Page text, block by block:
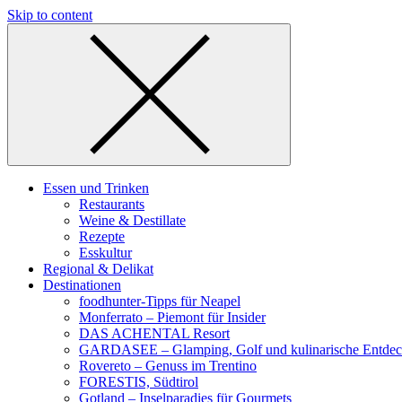
Skip to content
Essen und Trinken
Restaurants
Weine & Destillate
Rezepte
Esskultur
Regional & Delikat
Destinationen
foodhunter-Tipps für Neapel
Monferrato – Piemont für Insider
DAS ACHENTAL Resort
GARDASEE – Glamping, Golf und kulinarische
Rovereto – Genuss im Trentino
FORESTIS, Südtirol
Gotland – Inselparadies für Gourmets